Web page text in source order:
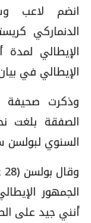
انضم لاعب
الدنماركي
الإيطالي
الإيطالي في
وذكرت صحيفة
السنوي لبولسن سيبلغ 3
الجمهور
أنني جيد على